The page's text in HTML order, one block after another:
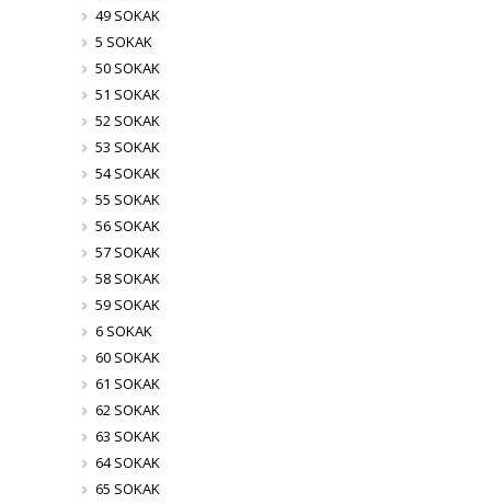
49 SOKAK
5 SOKAK
50 SOKAK
51 SOKAK
52 SOKAK
53 SOKAK
54 SOKAK
55 SOKAK
56 SOKAK
57 SOKAK
58 SOKAK
59 SOKAK
6 SOKAK
60 SOKAK
61 SOKAK
62 SOKAK
63 SOKAK
64 SOKAK
65 SOKAK